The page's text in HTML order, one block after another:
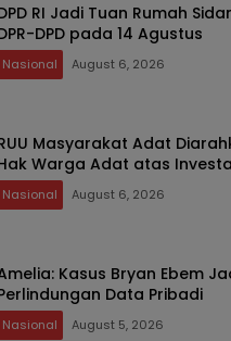
RI Jadi Tuan Rumah
DPD pada 14 Agustus
Nasional August 6, 2026
Masyarakat Adat
Warga Adat atas
Nasional August 6, 2026
Kasus Bryan Ebem
Data Pribadi
Nasional August 5, 2026